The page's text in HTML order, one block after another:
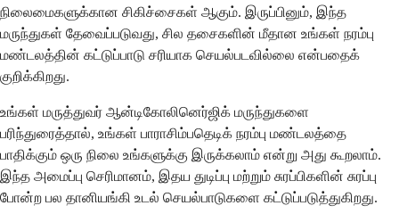
நிலைமைகளுக்கான சிகிச்சைகள் ஆகும். இருப்பினும், இந்த
மருந்துகள் தேவைப்படுவது, சில தசைகளின் மீதான உங்கள் நரம்பு
மண்டலத்தின் கட்டுப்பாடு சரியாக செயல்படவில்லை என்பதைக்
குறிக்கிறது.
உங்கள் மருத்துவர் ஆன்டிகோலினெர்ஜிக் மருந்துகளை
பரிந்துரைத்தால், உங்கள் பாராசிம்பதெடிக் நரம்பு மண்டலத்தை
பாதிக்கும் ஒரு நிலை உங்களுக்கு இருக்கலாம் என்று அது கூறலாம்.
இந்த அமைப்பு செரிமானம், இதய துடிப்பு மற்றும் சுரப்பிகளின் சுரப்பு
போன்ற பல தானியங்கி உடல் செயல்பாடுகளை கட்டுப்படுத்துகிறது.